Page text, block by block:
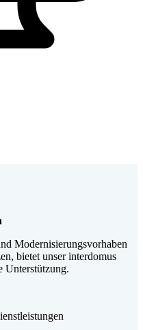
Modernisierungsvorhaben
bietet unser interdomus
Unterstützung.